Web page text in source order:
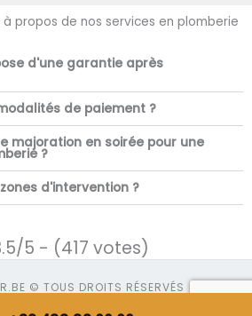
propos de nos services en plomberie
d'une garantie après
de paiement ?
majoration en soirée pour une
?
d'intervention ?
5 - (417 votes)
© TOUS DROITS RÉSERVÉS